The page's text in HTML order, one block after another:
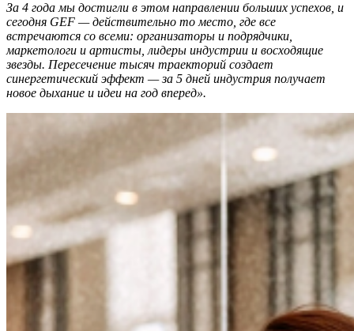
За 4 года мы достигли в этом направлении больших успехов, и
сегодня GEF — действительно то место, где все
встречаются со всеми: организаторы и подрядчики,
маркетологи и артисты, лидеры индустрии и восходящие
звезды. Пересечение тысяч траекторий создает
синергетический эффект — за 5 дней индустрия получает
новое дыхание и идеи на год вперед».